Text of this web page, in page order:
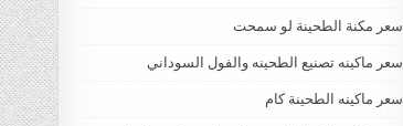
سعر مكنة الطحينة لو سمحت
سعر ماكينه تصنيع الطحينه والفول السوداني
سعر ماكينه الطحينة كام